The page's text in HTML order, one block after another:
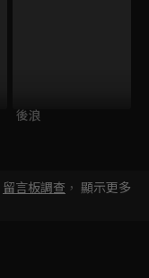
後浪
留言板調查 ， 顯示更多